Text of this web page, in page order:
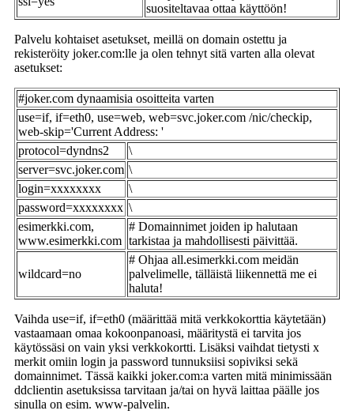
suositeltavaa ottaa käyttöön!
Palvelu kohtaiset asetukset, meillä on domain ostettu ja
rekisteröity joker.com:lle ja olen tehnyt sitä varten alla olevat
asetukset:
#joker.com dynaamisia osoitteita varten
use=if, if=eth0, use=web, web=svc.joker.com /nic/checkip,
web-skip='Current Address: '
protocol=dyndns2
\
server=svc.joker.com \
login=xxxxxxxx
\
password=xxxxxxxx \
esimerkki.com,
www.esimerkki.com
# Domainnimet joiden ip halutaan
tarkistaa ja mahdollisesti päivittää.
wildcard=no
# Ohjaa all.esimerkki.com meidän
palvelimelle, tälläistä liikennettä me ei
haluta!
Vaihda use=if, if=eth0 (määrittää mitä verkkokorttia käytetään)
vastaamaan omaa kokoonpanoasi, määritystä ei tarvita jos
käytössäsi on vain yksi verkkokortti. Lisäksi vaihdat tietysti x
merkit omiin login ja password tunnuksiisi sopiviksi sekä
domainnimet. Tässä kaikki joker.com:a varten mitä minimissään
ddclientin asetuksissa tarvitaan ja/tai on hyvä laittaa päälle jos
sinulla on esim. www-palvelin.